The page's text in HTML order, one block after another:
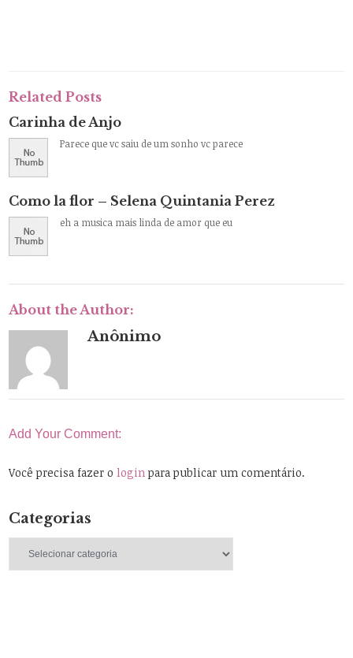
Related Posts
Carinha de Anjo
Parece que vc saiu de um sonho vc parece
Como la flor – Selena Quintania Perez
eh a musica mais linda de amor que eu
About the Author:
Anônimo
Add Your Comment:
Você precisa fazer ologin para publicar um comentário.
Categorias